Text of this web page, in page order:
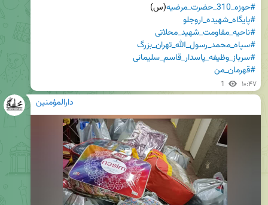
#حوزه_310_حضرت_مرضیه
(س)
#پایگاه_شهیده_اروجلو
#ناحیه_مقاومت_شهید_محلاتی
#سپاه_محمد_رسول_الله_تهران_بزرگ
#سرباز_وظیفه_پاسدار_قاسم_سلیمانی
#قهرمان_من
1 ۱۰:۴۷
دارالمؤمنین